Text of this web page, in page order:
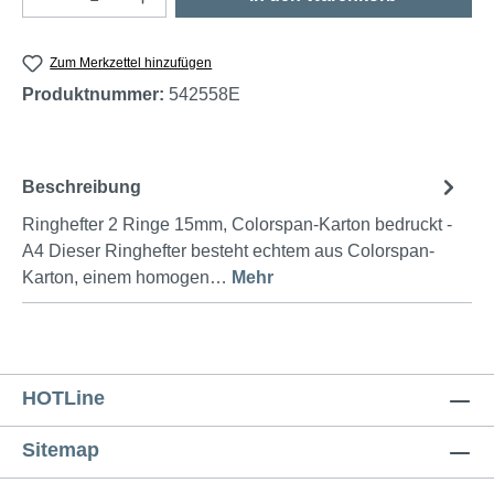
Zum Merkzettel hinzufügen
Produktnummer: 542558E
Beschreibung
Ringhefter 2 Ringe 15mm, Colorspan-Karton bedruckt -
A4 Dieser Ringhefter besteht echtem aus Colorspan-
Karton, einem homogen… Mehr
HOTLine
Sitemap